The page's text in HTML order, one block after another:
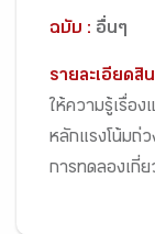
ฉบับ : อื่นๆ
รายละเอียดสิ
ให้ความรู้เรื่อง
หลักแรงโน้มถ่ว
การทดลองเกี่